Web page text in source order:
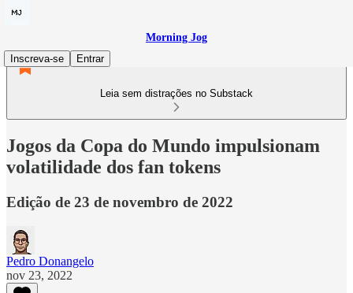
Morning Jog
Inscreva-se
Entrar
Leia sem distrações no Substack
Jogos da Copa do Mundo impulsionam
volatilidade dos fan tokens
Edição de 23 de novembro de 2022
Pedro Donangelo
nov 23, 2022